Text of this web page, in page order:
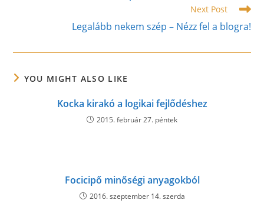
Next Post
Legalább nekem szép – Nézz fel a blogra!
YOU MIGHT ALSO LIKE
Kocka kirakó a logikai fejlődéshez
2015. február 27. péntek
Focicipő minőségi anyagokból
2016. szeptember 14. szerda